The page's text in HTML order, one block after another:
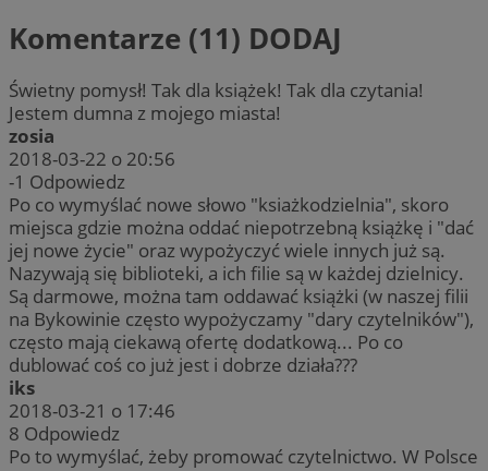
Komentarze (11) DODAJ
Świetny pomysł! Tak dla książek! Tak dla czytania!
Jestem dumna z mojego miasta!
zosia
2018-03-22 o 20:56
-1 Odpowiedz
Po co wymyślać nowe słowo "ksiażkodzielnia", skoro
miejsca gdzie można oddać niepotrzebną książkę i "dać
jej nowe życie" oraz wypożyczyć wiele innych już są.
Nazywają się biblioteki, a ich filie są w każdej dzielnicy.
Są darmowe, można tam oddawać książki (w naszej filii
na Bykowinie często wypożyczamy "dary czytelników"),
często mają ciekawą ofertę dodatkową... Po co
dublować coś co już jest i dobrze działa???
iks
2018-03-21 o 17:46
8 Odpowiedz
Po to wymyślać, żeby promować czytelnictwo. W Polsce